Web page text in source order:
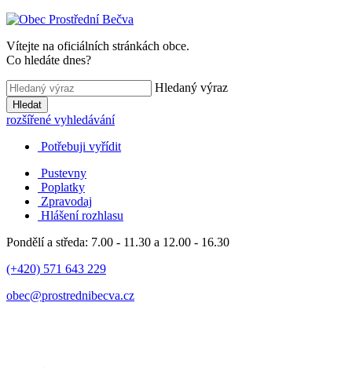
Vítejte na oficiálních stránkách obce.
Co hledáte dnes?
Hledaný výraz
Hledat
rozšířené vyhledávání
Potřebuji vyřídit
Pustevny
Poplatky
Zpravodaj
Hlášení rozhlasu
Pondělí a středa: 7.00 - 11.30 a 12.00 - 16.30
(+420) 571 643 229
obec@prostrednibecva.cz